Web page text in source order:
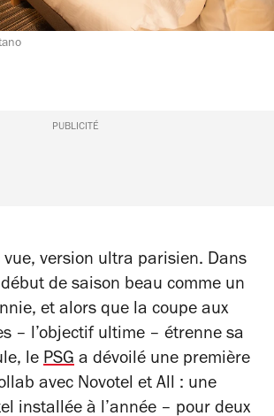
PUBLICITÉ
vue, version ultra parisien. Dans
de saison beau comme un
et alors que la coupe aux
– l’objectif ultime – étrenne sa
le PSG a dévoilé une première
avec Novotel et All : une
installée à l’année – pour deux